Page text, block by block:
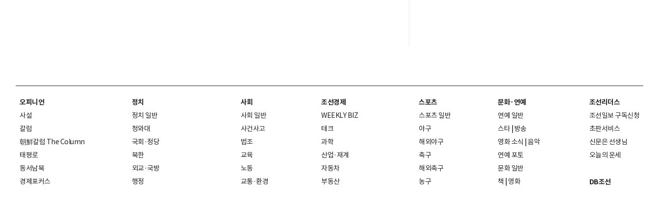
오피니언
사설
칼럼
朝鮮칼럼 The Column
태평로
동서남북
경제포커스
정치
정치 일반
청와대
국회·정당
북한
외교·국방
행정
사회
사회 일반
사건사고
법조
교육
노동
교통·환경
조선경제
WEEKLY BIZ
테크
과학
산업·재계
자동차
부동산
스포츠
스포츠 일반
야구
해외야구
축구
해외축구
농구
문화·연예
연예 일반
스타 방송
영화 소식 음악
연예 포토
문화 일반
책
영화
조선리더스
조선일보 구독신청
초판서비스
신문은 선생님
오늘의 운세
DB조선